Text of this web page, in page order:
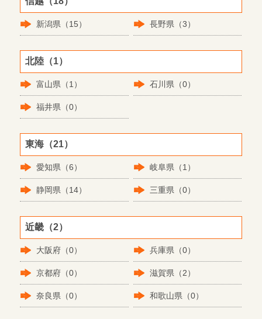
新潟県（15） 長野県（3）
北陸（1）
富山県（1） 石川県（0）
福井県（0）
東海（21）
愛知県（6） 岐阜県（1）
静岡県（14） 三重県（0）
近畿（2）
大阪府（0） 兵庫県（0）
京都府（0） 滋賀県（2）
奈良県（0） 和歌山県（0）